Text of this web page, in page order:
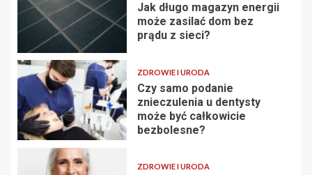
Jak długo magazyn energii
może zasilać dom bez
prądu z sieci?
ZDROWIE I URODA
Czy samo podanie
znieczulenia u dentysty
może być całkowicie
bezbolesne?
ZDROWIE I URODA